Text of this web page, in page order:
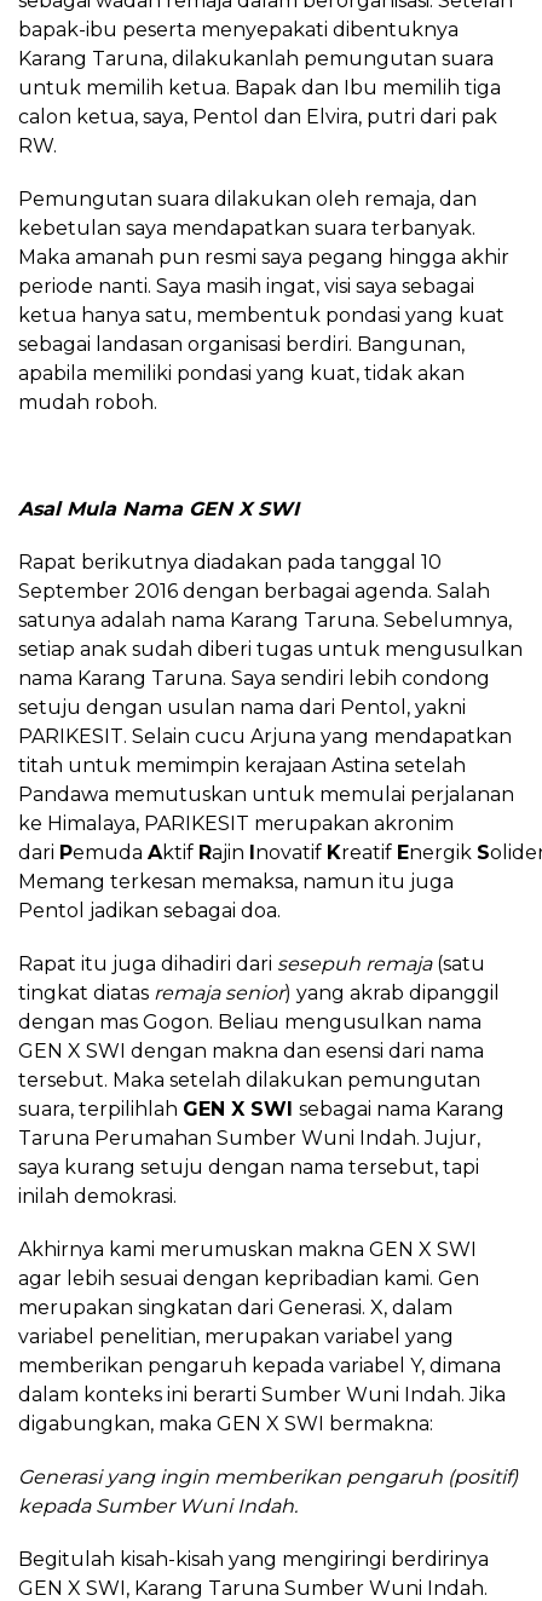
bapak-ibu peserta menyepakati dibentuknya
Karang Taruna, dilakukanlah pemungutan suara
untuk memilih ketua. Bapak dan Ibu memilih tiga
calon ketua, saya, Pentol dan Elvira, putri dari pak
RW.
Pemungutan suara dilakukan oleh remaja, dan
kebetulan saya mendapatkan suara terbanyak.
Maka amanah pun resmi saya pegang hingga akhir
periode nanti. Saya masih ingat, visi saya sebagai
ketua hanya satu, membentuk pondasi yang kuat
sebagai landasan organisasi berdiri. Bangunan,
apabila memiliki pondasi yang kuat, tidak akan
mudah roboh.
Asal Mula Nama GEN X SWI
Rapat berikutnya diadakan pada tanggal 10
September 2016 dengan berbagai agenda. Salah
satunya adalah nama Karang Taruna. Sebelumnya,
setiap anak sudah diberi tugas untuk mengusulkan
nama Karang Taruna. Saya sendiri lebih condong
setuju dengan usulan nama dari Pentol, yakni
PARIKESIT. Selain cucu Arjuna yang mendapatkan
titah untuk memimpin kerajaan Astina setelah
Pandawa memutuskan untuk memulai perjalanan
ke Himalaya, PARIKESIT merupakan akronim
dari Pemuda Aktif Rajin Inovatif Kreatif Energik S
Memang terkesan memaksa, namun itu juga
Pentol jadikan sebagai doa.
Rapat itu juga dihadiri dari sesepuh remaja (satu
tingkat diatas remaja senior) yang akrab dipanggil
dengan mas Gogon. Beliau mengusulkan nama
GEN X SWI dengan makna dan esensi dari nama
tersebut. Maka setelah dilakukan pemungutan
suara, terpilihlah GEN X SWI sebagai nama Karang
Taruna Perumahan Sumber Wuni Indah. Jujur,
saya kurang setuju dengan nama tersebut, tapi
inilah demokrasi.
Akhirnya kami merumuskan makna GEN X SWI
agar lebih sesuai dengan kepribadian kami. Gen
merupakan singkatan dari Generasi. X, dalam
variabel penelitian, merupakan variabel yang
memberikan pengaruh kepada variabel Y, dimana
dalam konteks ini berarti Sumber Wuni Indah. Jika
digabungkan, maka GEN X SWI bermakna:
Generasi yang ingin memberikan pengaruh (positif)
kepada Sumber Wuni Indah.
Begitulah kisah-kisah yang mengiringi berdirinya
GEN X SWI, Karang Taruna Sumber Wuni Indah.